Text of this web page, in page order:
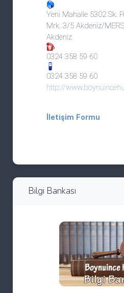
Yeni Mahalle 5302 Sk.
Mrk. 3/5 Akdeniz/
Akdeniz
0324 358 59 60
0324 358 59 60
http://
İletişim Formu
İsim*
e-Posta*
Bilgi Bankası